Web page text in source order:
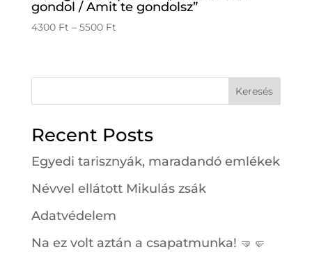
gondol / Amit te gondolsz”
4300 Ft – 5500 FtÁrtartomány:
5500 Ft
Keresés
Recent Posts
Egyedi tarisznyák, maradandó emlékek
Névvel ellátott Mikulás zsák
Adatvédelem
Na ez volt aztán a csapatmunka! 🤜🤛